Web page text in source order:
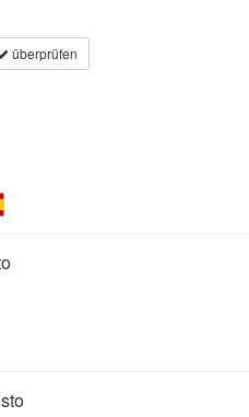
überprüfen